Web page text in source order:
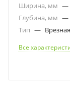
Ширина, мм —
Глубина, мм —
Тип — Врезная
Все